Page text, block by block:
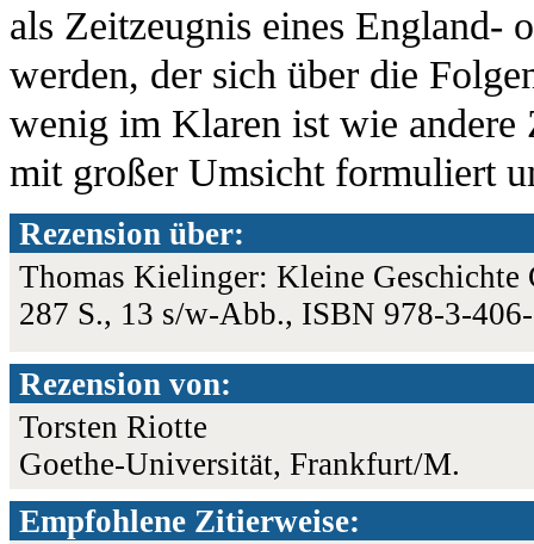
als Zeitzeugnis eines England-
werden, der sich über die
wenig im Klaren ist wie andere
mit großer Umsicht formuliert
Rezension über:
Thomas Kielinger: Kleine
287 S., 13 s/w-Abb., ISBN 978-3-
Rezension von:
Torsten Riotte
Goethe-Universität, Frankfurt/M.
Empfohlene Zitierweise: